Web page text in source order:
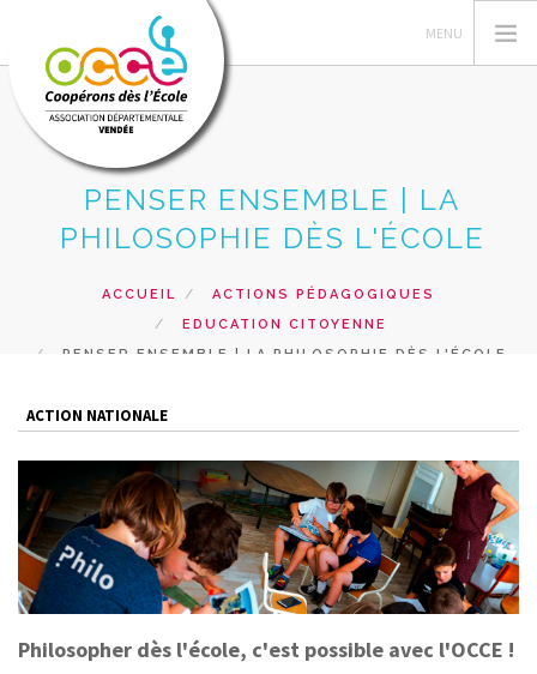
L'OCCE
C'EST QUOI UNE COOPERATIVE
GERER SA COOPERATIVE
CONTACT
PENSER ENSEMBLE | LA
PHILOSOPHIE DÈS L'ÉCOLE
ACCUEIL
ACTIONS PÉDAGOGIQUES
EDUCATION CITOYENNE
PENSER ENSEMBLE | LA PHILOSOPHIE DÈS L'ÉCOLE
ACTION NATIONALE
Philosopher dès l'école, c'est possible avec l'OCCE !